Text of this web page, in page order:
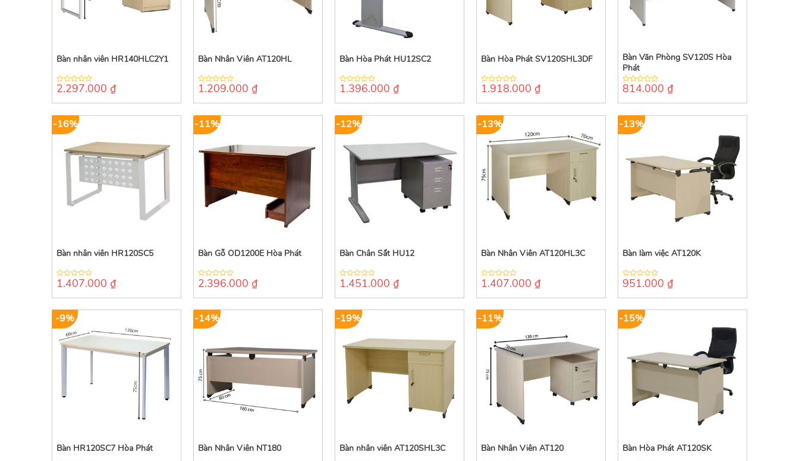
Bàn nhân viên HR140HLC2Y1
0
of
2.297.000 ₫
Bàn Nhân Viên AT120HL
0
of
1.209.000 ₫
Bàn Hòa Phát HU12SC2
0
of
1.396.000 ₫
Bàn Hòa Phát SV120SHL3DF
0
of
1.918.000 ₫
Bàn Văn Phòng SV120S Hòa
Phát
0
of
814.000 ₫
-16%
Bàn nhân viên HR120SC5
0
of
1.407.000 ₫
-11%
Bàn Gỗ OD1200E Hòa Phát
0
of
2.396.000 ₫
-12%
Bàn Chân Sắt HU12
0
of
1.451.000 ₫
-13%
Bàn Nhân Viên AT120HL3C
0
of
1.407.000 ₫
-13%
Bàn làm việc AT120K
0
of
951.000 ₫
-9%
Bàn HR120SC7 Hòa Phát
-14%
Bàn Nhân Viên NT180
-19%
Bàn nhân viên AT120SHL3C
-11%
Bàn Nhân Viên AT120
-15%
Bàn Hòa Phát AT120SK